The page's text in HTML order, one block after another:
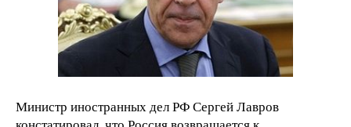
Министр иностранных дел РФ Сергей Лавров